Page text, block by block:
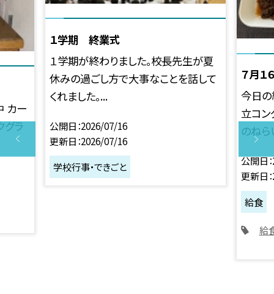
カー
グラ
１学期 終業式
１学期が終わりました。校長先生が夏
休みの過ごし方で大事なことを話して
くれました。...
公開日 2026/07/16
更新日 2026/07/16
学校行事・できごと
７月１
今日
立コン
のねら
公開日
更新日
給食
給